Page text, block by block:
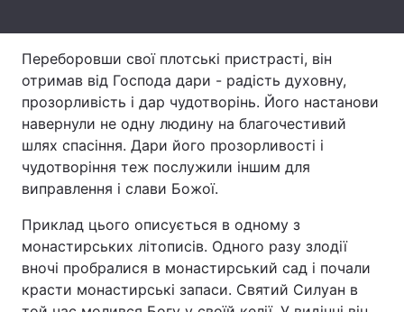
Послуги
Тема оформлення
Переборовши свої плотські пристрасті, він
отримав від Господа дари - радість духовну,
прозорливість і дар чудотворінь. Його настанови
навернули не одну людину на благочестивий
шлях спасіння. Дари його прозорливості і
чудотворіння теж послужили іншим для
виправлення і слави Божої.
Приклад цього описується в одному з
монастирських літописів. Одного разу злодії
вночі пробралися в монастирський сад і почали
красти монастирські запаси. Святий Силуан в